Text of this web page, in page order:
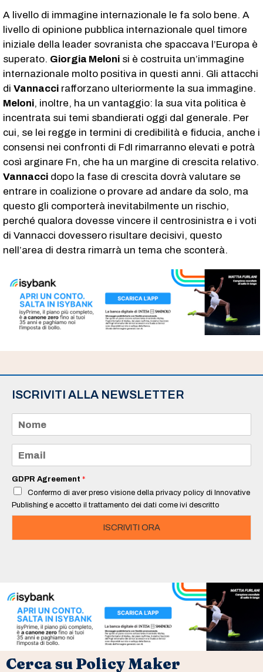
A livello di immagine internazionale le fa solo bene. A
livello di opinione pubblica internazionale quel timore
iniziale della leader sovranista che spaccava l’Europa è
superato. Giorgia Meloni si è costruita un’immagine
internazionale molto positiva in questi anni. Gli attacchi
di Vannacci rafforzano ulteriormente la sua immagine.
Meloni, inoltre, ha un vantaggio: la sua vita politica è
incentrata sui temi sbandierati oggi dal generale. Per
cui, se lei regge in termini di credibilità e fiducia, anche i
consensi nei confronti di FdI rimarranno elevati e potrà
così arginare Fn, che ha un margine di crescita relativo.
Vannacci dopo la fase di crescita dovrà valutare se
entrare in coalizione o provare ad andare da solo, ma
questo gli comporterà inevitabilmente un rischio,
perché qualora dovesse vincere il centrosinistra e i voti
di Vannacci dovessero risultare decisivi, questo
nell’area di destra rimarrà un tema che sconterà.
ISCRIVITI ALLA NEWSLETTER
m
e
a
i
*
GDPR Agreement *
Confermo di aver preso visione della privacy policy di Innovative
Publishing e accetto il trattamento dei dati come ivi descritto
ISCRIVITI ORA
Cerca su Policy Maker